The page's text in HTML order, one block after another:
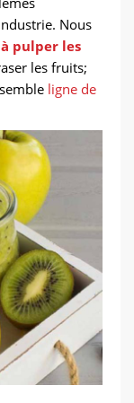
Nous
pulper les
les fruits;
ligne de